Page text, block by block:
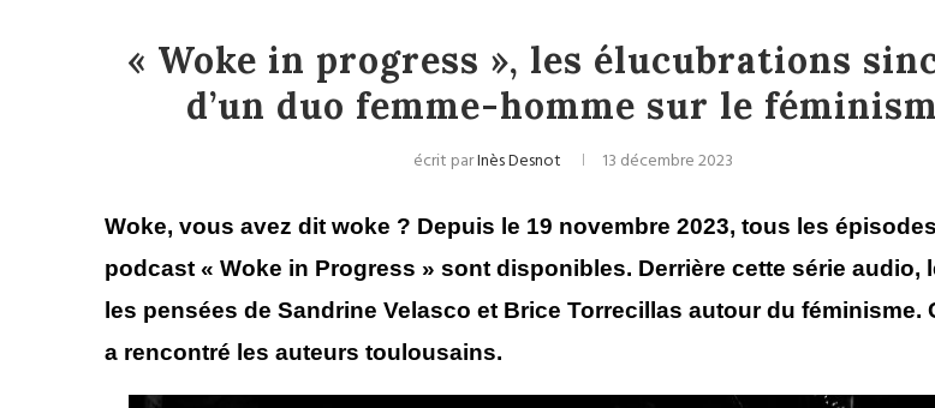
Médias
« Woke in progress », les élucubrations
d’un duo femme-homme sur le
écrit parInès Desnot 13 décembre 2023
Woke, vous avez dit woke ? Depuis le 19 novembre 2023, tous les
podcast « Woke in Progress » sont disponibles. Derrière cette série audio,
les pensées de Sandrine Velasco et Brice Torrecillas autour du féminisme.
a rencontré les auteurs toulousains.